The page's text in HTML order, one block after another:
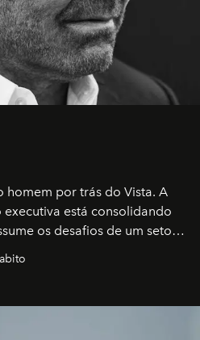
homem por trás do Vista. A
está consolidando
os desafios de um setor
o conceito de luxo